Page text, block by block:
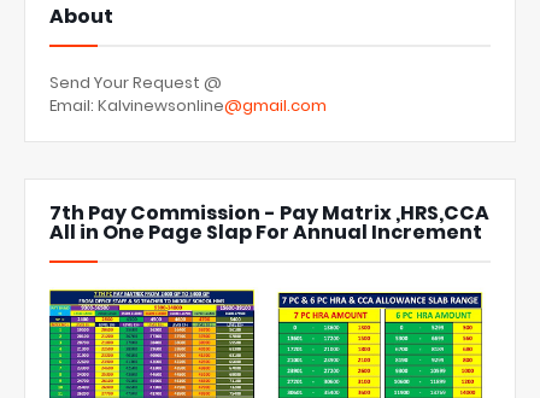
About
Send Your Request @
Email: Kalvinewsonline@gmail.com
7th Pay Commission - Pay Matrix ,HRS,CCA
All in One Page Slap For Annual Increment